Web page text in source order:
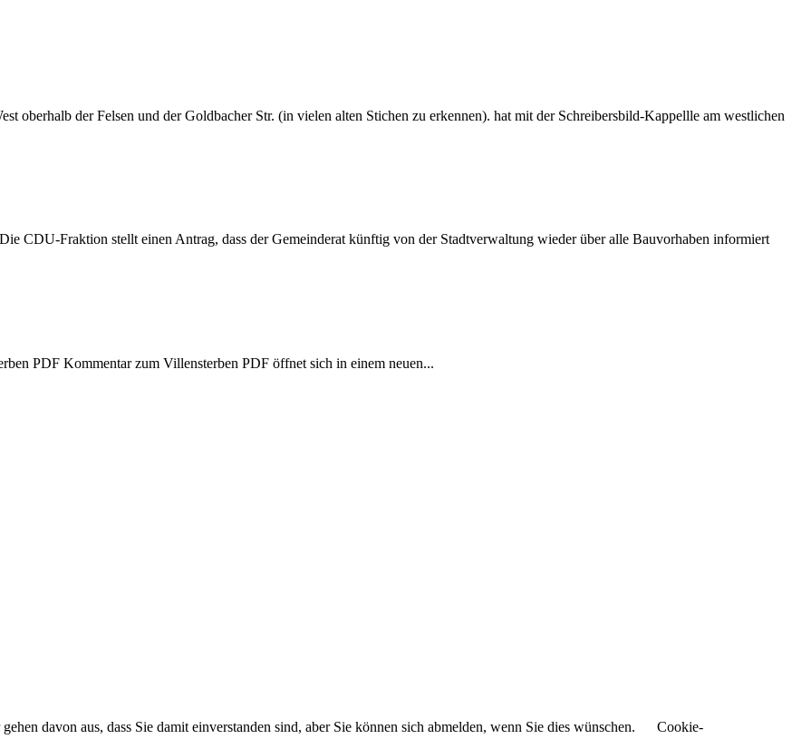
oberhalb der Felsen und der Goldbacher Str. (in vielen alten Stichen zu erkennen). hat mit der Schreibersbild-Kappellle am westlichen
CDU-Fraktion stellt einen Antrag, dass der Gemeinderat künftig von der Stadtverwaltung wieder über alle Bauvorhaben informiert
PDF Kommentar zum Villensterben PDF öffnet sich in einem neuen...
davon aus, dass Sie damit einverstanden sind, aber Sie können sich abmelden, wenn Sie dies wünschen.
Cookie-